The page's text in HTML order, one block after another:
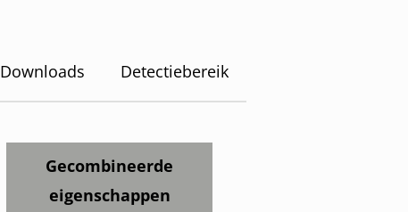
Downloads Detectiebereik
Gecombineerde
eigenschappen